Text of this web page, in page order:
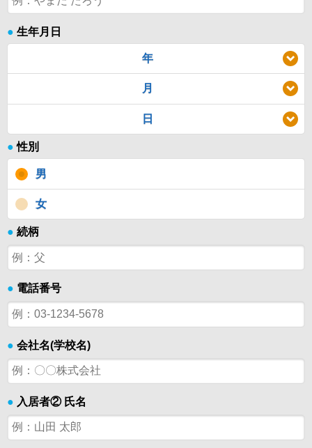
● 生年月日
年
月
日
● 性別
男
女
● 続柄
● 電話番号
● 会社名(学校名)
● 入居者② 氏名